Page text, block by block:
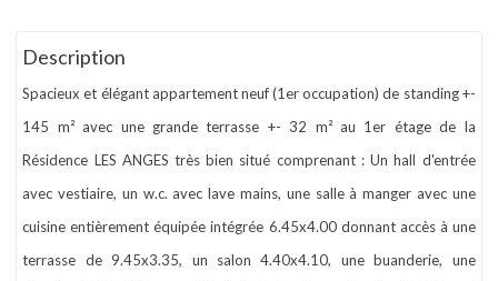
Description
Spacieux et élégant appartement neuf (1er occupation) de standing +-
145 m² avec une grande terrasse +- 32 m² au 1er étage de la
Résidence LES ANGES très bien situé comprenant : Un hall d'entrée
avec vestiaire, un w.c. avec lave mains, une salle à manger avec une
cuisine entièrement équipée intégrée 6.45x4.00 donnant accès à une
terrasse de 9.45x3.35, un salon 4.40x4.10, une buanderie, une